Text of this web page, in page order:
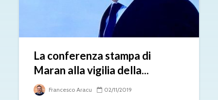
La conferenza stampa di
Maran alla vigilia della...
Francesco Aracu 02/11/2019